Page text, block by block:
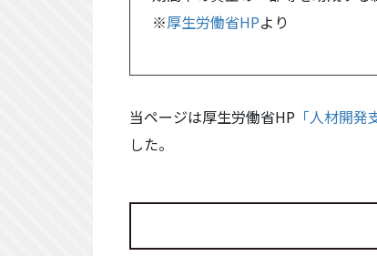
※厚生労働省HPより
当ページは厚生労働省HP 「人材開
した。